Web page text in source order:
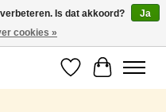
Verlanglijst
Is dat akkoord?
Ja
cookies »